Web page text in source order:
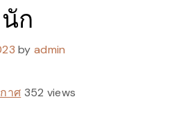
ก
byadmin
าศ 352 views